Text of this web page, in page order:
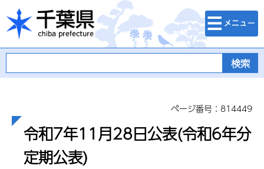
千葉県
検索・メニュ
ー
ページ番号：814449
令和7年11月28日公表(令和6年分
定期公表)